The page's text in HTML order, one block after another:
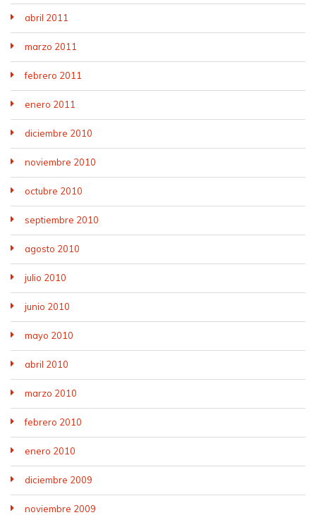
abril 2011
marzo 2011
febrero 2011
enero 2011
diciembre 2010
noviembre 2010
octubre 2010
septiembre 2010
agosto 2010
julio 2010
junio 2010
mayo 2010
abril 2010
marzo 2010
febrero 2010
enero 2010
diciembre 2009
noviembre 2009